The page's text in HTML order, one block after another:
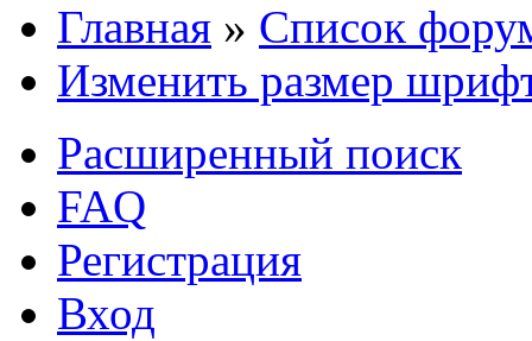
Главная » Список
Изменить размер
Расширенный поиск
FAQ
Регистрация
Вход